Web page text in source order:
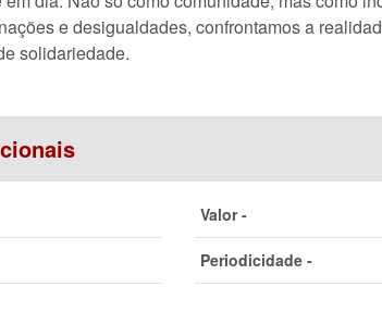
e desigualdades, confrontamos a
solidariedade.
Valor -
Periodicidade -